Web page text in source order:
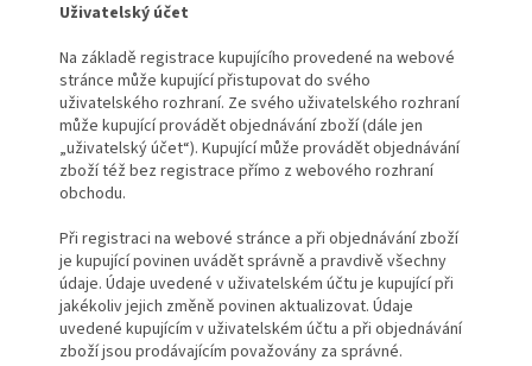
Uživatelský účet
Na základě registrace kupujícího provedené na webové
stránce může kupující přistupovat do svého
uživatelského rozhraní. Ze svého uživatelského rozhraní
může kupující provádět objednávání zboží (dále jen
„uživatelský účet“). Kupující může provádět objednávání
zboží též bez registrace přímo z webového rozhraní
obchodu.
Při registraci na webové stránce a při objednávání zboží
je kupující povinen uvádět správně a pravdivě všechny
údaje. Údaje uvedené v uživatelském účtu je kupující při
jakékoliv jejich změně povinen aktualizovat. Údaje
uvedené kupujícím v uživatelském účtu a při objednávání
zboží jsou prodávajícím považovány za správné.